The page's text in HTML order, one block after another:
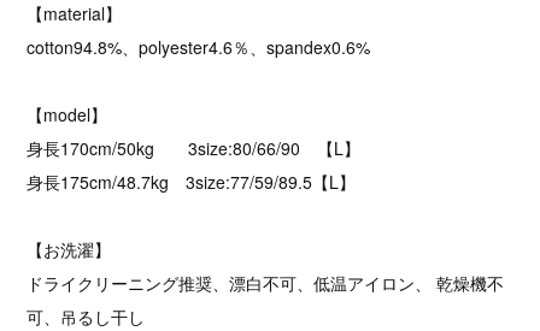
【material】
cotton94.8%、polyester4.6％、spandex0.6%
【model】
身長170cm/50kg 3size:80/66/90 【L】
身長175cm/48.7kg 3size:77/59/89.5【L】
【お洗濯】
ドライクリーニング推奨、漂白不可、低温アイロン、 乾燥機不
可、吊るし干し